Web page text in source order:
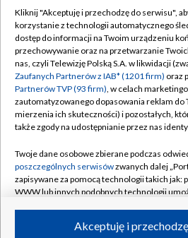
TVP
Abonament TVP
Emisja w TVP
Centrum informacji TVP
Naziemna Telewizja Cyfrowa
Rada Programowa
System NOS
Informacje o nadawcy
Program dla prasy
Regulamin
Polityka
Moje
Pomoc
Kontakt
Kanały
Kliknij "Akceptuję i przechodzę do serwisu",
korzystanie z technologii automatycznego
dostęp do informacji na Twoim urządzeniu
przechowywanie oraz na przetwarzanie
nas, czyli Telewizję Polską S.A. w likwidacji
Zaufanych Partnerów z IAB* (1201 firm) oraz
Partnerów TVP (93 firm), w celach
zautomatyzowanego dopasowania reklam do
mierzenia ich skuteczności) i pozostałych,
także zgody na udostępnianie przez nas
Twoje dane osobowe zbierane podczas
poszczególnych serwisówzwanych dalej
zapisywane za pomocą technologii takich jak:
WWW lub innych podobnych technologii
ruchu w Internecie.Akceptuję i